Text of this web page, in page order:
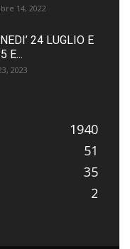
14, 2022
24 LUGLIO E
E...
2023
1940
51
35
2